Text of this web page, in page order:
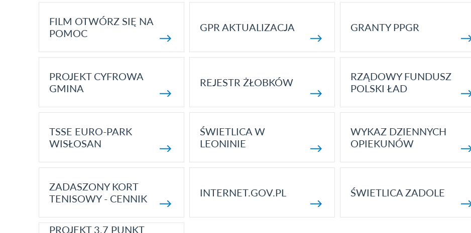
FILM OTWÓRZ SIĘ NA
POMOC
GPR AKTUALIZACJA GRANTY PPGR
PROJEKT CYFROWA
GMINA
REJESTR ŻŁOBKÓW
RZĄDOWY FUNDUSZ
POLSKI ŁAD
TSSE EURO-PARK
WISŁOSAN
ŚWIETLICA W
LEONINIE
WYKAZ DZIENNYCH
OPIEKUNÓW
ZADASZONY KORT
TENISOWY - CENNIK
INTERNET.GOV.PL ŚWIETLICA ZADOLE
PROJEKT 3.7 PUNKT